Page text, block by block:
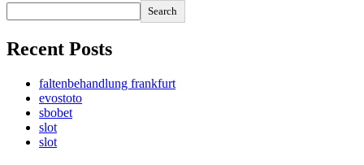
Search
Recent Posts
faltenbehandlung frankfurt
evostoto
sbobet
slot
slot